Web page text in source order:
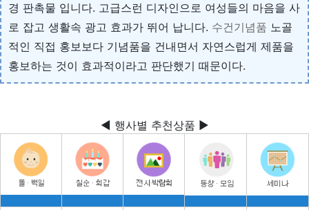
경 판촉물 입니다. 고급스런 디자인으로 여성들의 마음을 사
로 잡고 생활속 광고 효과가 뛰어 납니다. 수건기념품 노골
적인 직접 홍보보다 기념품을 건내면서 자연스럽게 제품을
홍보하는 것이 효과적이라고 판단했기 때문이다.
◀ 행사별 추천상품 ▶